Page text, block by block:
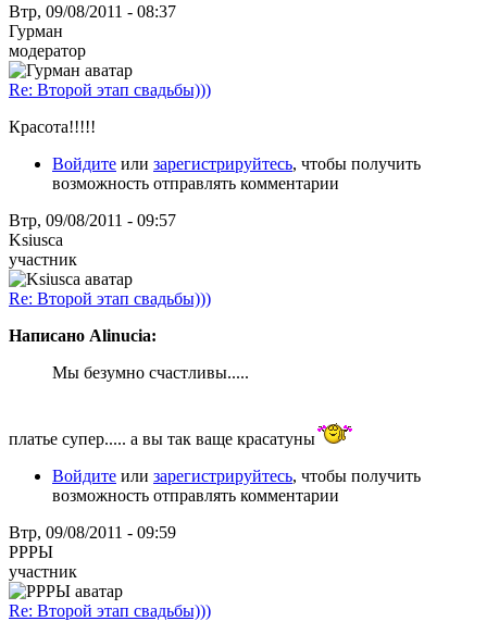
Втр, 09/08/2011 - 08:37
Гурман
модератор
Re: Второй этап свадьбы)))
Красота!!!!!
Войдите или зарегистрируйтесь, чтобы получить
возможность отправлять комментарии
Втр, 09/08/2011 - 09:57
Ksiusca
участник
Re: Второй этап свадьбы)))
Написано Alinucia:
Мы безумно счастливы.....
платье супер..... а вы так ваще красатуны
Войдите или зарегистрируйтесь, чтобы получить
возможность отправлять комментарии
Втр, 09/08/2011 - 09:59
РРРЫ
участник
Re: Второй этап свадьбы)))